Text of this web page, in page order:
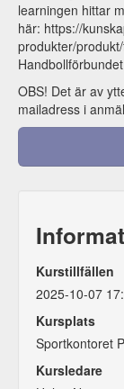
learningen hittar
här: https://
produkter/
OBS! Det är av
mailadress i
Kurstillfällen
2025-10-07
Kursplats
Sportkontoret
Kursledare